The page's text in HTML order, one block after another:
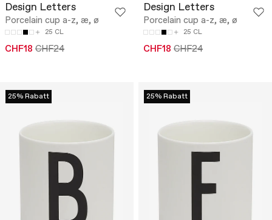
Design Letters
Porcelain cup a-z, æ, ø
25 CL
CHF18 CHF24
Design Letters
Porcelain cup a-z, æ, ø
25 CL
CHF18 CHF24
25% Rabatt 25% Rabatt